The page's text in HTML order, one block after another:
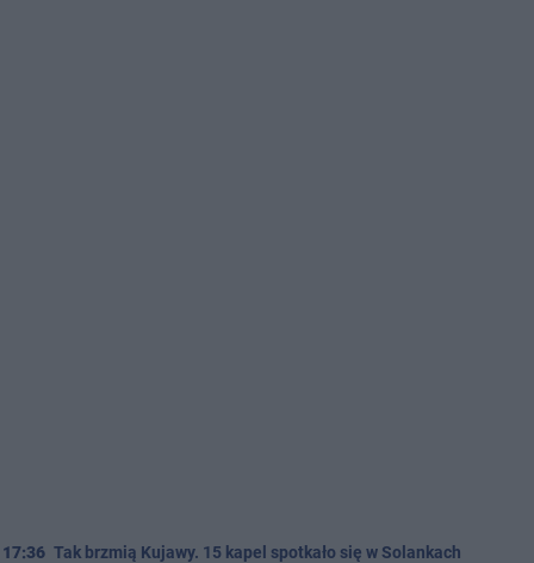
17:36 Tak brzmią Kujawy. 15 kapel spotkało się w Solankach